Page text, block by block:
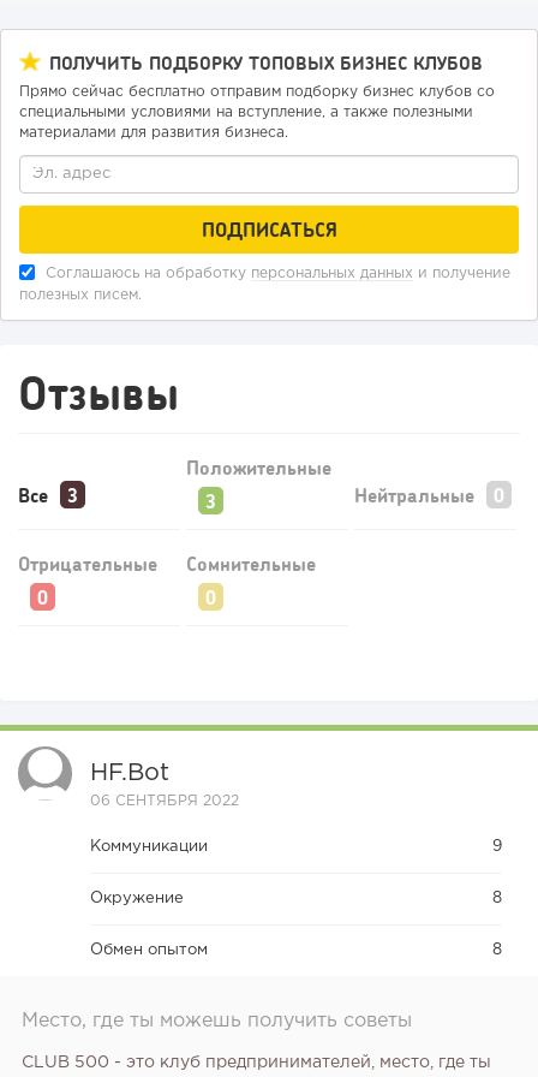
Гаспарян Георгий
Основатель федеральной сети пиццерий «Yes
Pizza»
автохимии — компании GRASS
157
Франшиза кафе: рейтинг лучших франшиз общепита для
открытия заведения
139
От стартапа за 30 тысяч рублей до бизнеса стоимостью
ПОЛУЧИТЬ ПОДБОРКУ ТОПОВЫХ БИЗНЕС КЛУБОВ
Прямо сейчас бесплатно отправим подборку бизнес клубов со
специальными условиями на вступление, а также полезными
материалами для развития бизнеса.
Соглашаюсь на обработку персональных данных и получение
полезных писем.
Отзывы
Все
Положительные
Нейтральные
Отрицательные Сомнительные
HF.bot
06 СЕНТЯБРЯ 2022
Коммуникации 9
Окружение 8
Обмен опытом 8
Место, где ты можешь получить советы
CLUB 500 - это клуб предпринимателей, место, где ты